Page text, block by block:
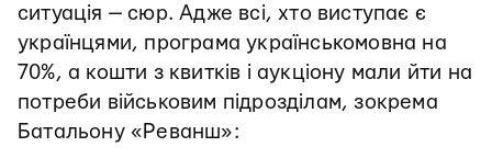
ситуація — сюр. Адже всі, хто виступає є
українцями, програма українськомовна на
70%, а кошти з квитків і аукціону мали йти на
потреби військовим підрозділам, зокрема
Батальону «Реванш»: